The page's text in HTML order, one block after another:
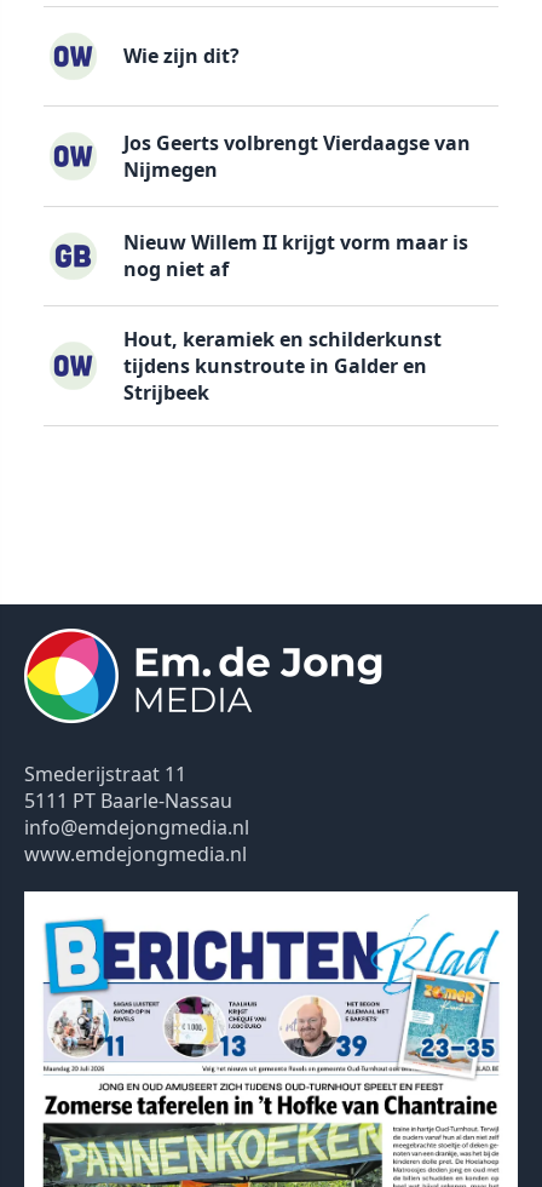
Wie zijn dit?
Jos Geerts volbrengt Vierdaagse van
Nijmegen
Nieuw Willem II krijgt vorm maar is
nog niet af
Hout, keramiek en schilderkunst
tijdens kunstroute in Galder en
Strijbeek
Smederijstraat 11
5111 PT Baarle-Nassau
info@emdejongmedia.nl
www.emdejongmedia.nl